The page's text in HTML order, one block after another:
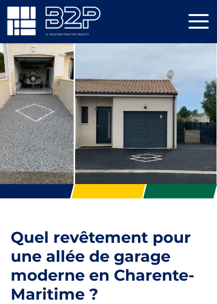
Quel revêtement pour
une allée de garage
moderne en Charente-
Maritime ?